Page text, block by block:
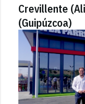
Crevillente
(Guipúzcoa)